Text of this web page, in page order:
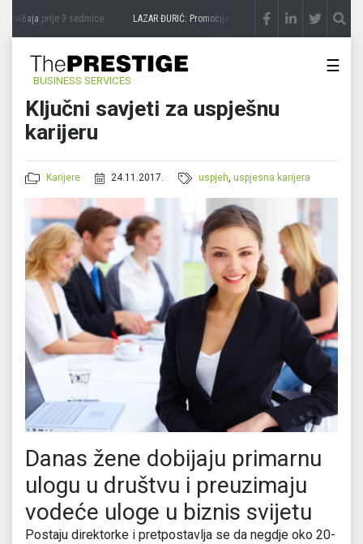
prije 3 sedmice LAZAR ĐURIĆ: Promocija potencijal pretvara u destinaciju
BUSINESS SERVICES
☰
Ključni savjeti za uspješnu
karijeru
Karijere 24.11.2017. uspjeh,uspjesna karijera
Danas žene dobijaju primarnu
ulogu u društvu i preuzimaju
vodeće uloge u biznis svijetu
Postaju direktorke i pretpostavlja se da negdje oko 20-